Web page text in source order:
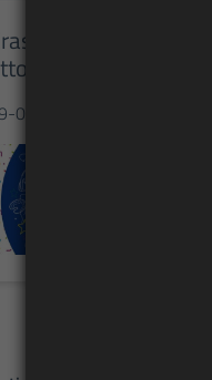
Days -18
2025
09-2025